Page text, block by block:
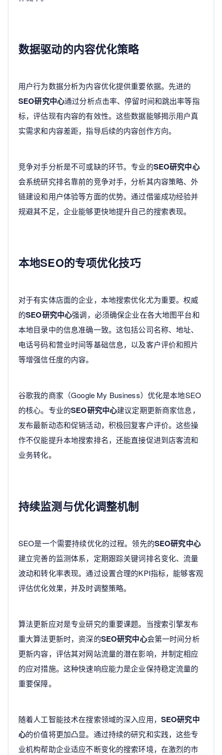
数据驱动的内容优化策略
用户行为数据分析为内容优化提供重要依据。先进的
SEO研究中心通过分析点击率、停留时间和跳出率等指
标，评估现有内容的有效性。这些数据能够揭示用户真
实需求和内容差距，指导后续的内容创作方向。
竞争对手分析是不可或缺的环节。专业的SEO研究中心
会系统研究排名靠前的竞争对手，分析其内容策略、外
链建设和用户体验等方面的优势。通过借鉴成功经验并
规避其不足，企业能够更快地提升自己的搜索表现。
本地SEO的专项优化技巧
对于有实体店面的企业，本地搜索优化尤为重要。权威
的SEO研究中心强调，必须确保企业在各大地图平台和
本地目录中的信息准确一致。这包括公司名称、地址、
电话号码和营业时间等基础信息，以及客户评价和照片
等增强信任度的内容。
谷歌我的商家（Google My Business）优化是本地SEO
的核心。专业的SEO研究中心建议定期更新商家信息，
发布最新动态和促销活动，积极回复客户评价。这些操
作不仅能提升本地搜索排名，还能直接促进到店客流和
业务转化。
持续监测与优化调整机制
SEO是一个需要持续优化的过程。领先的SEO研究中心
建立完善的监测体系，定期跟踪关键词排名变化、流量
波动和转化率表现。通过设置合理的KPI指标，能够客观
评估优化效果，并及时调整策略。
算法更新应对是专业研究的重要课题。当搜索引擎发布
重大算法更新时，资深的SEO研究中心会第一时间分析
更新内容，评估其对网站流量的潜在影响，并制定相应
的应对措施。这种快速响应能力是企业保持稳定流量的
重要保障。
随着人工智能技术在搜索领域的深入应用， SEO研究中
心的价值将更加凸显。通过持续的研究和实践，这些专
业机构帮助企业适应不断变化的搜索环境，在激烈的市